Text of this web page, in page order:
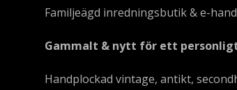
Familjeägd inredningsbutik & e-
Gammalt & nytt för ett
Handplockad vintage, antikt,